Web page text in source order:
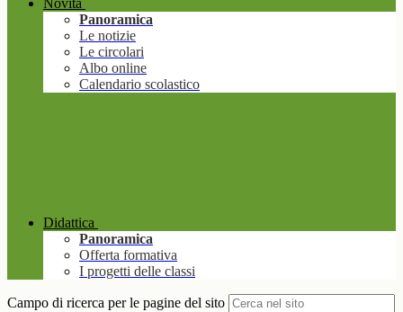
Novità
Panoramica
Le notizie
Le circolari
Albo online
Calendario scolastico
Didattica
Panoramica
Offerta formativa
I progetti delle classi
Campo di ricerca per le pagine del sito